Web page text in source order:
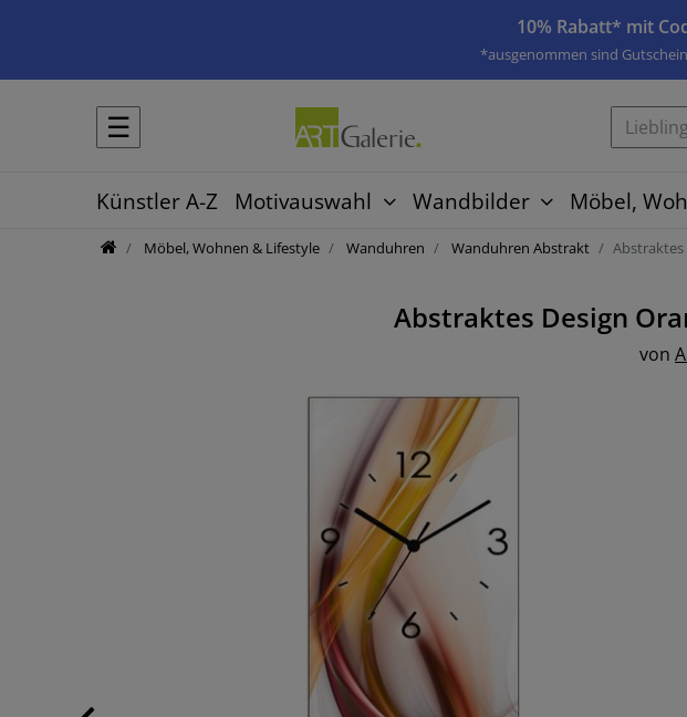
10% Rabatt* mit
*ausgenommen sind
☰
Künstler A-Z Motivauswahl Wandbilder Möbel,
Möbel, Wohnen & Lifestyle Wanduhren Wanduhren Abstrakt Abstraktes
Abstraktes Design
von